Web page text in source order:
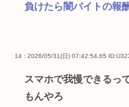
負けたら闇バイトの報
14 : 2026/05/31(日) 07:42:54.65
スマホで我慢できるっ
もんやろ